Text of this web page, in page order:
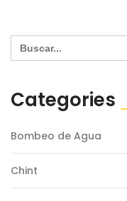
Search
for:
Categories
Bombeo de Agua
Chint